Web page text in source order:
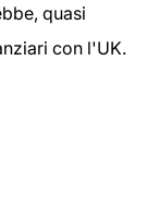
quasi
con l'UK.